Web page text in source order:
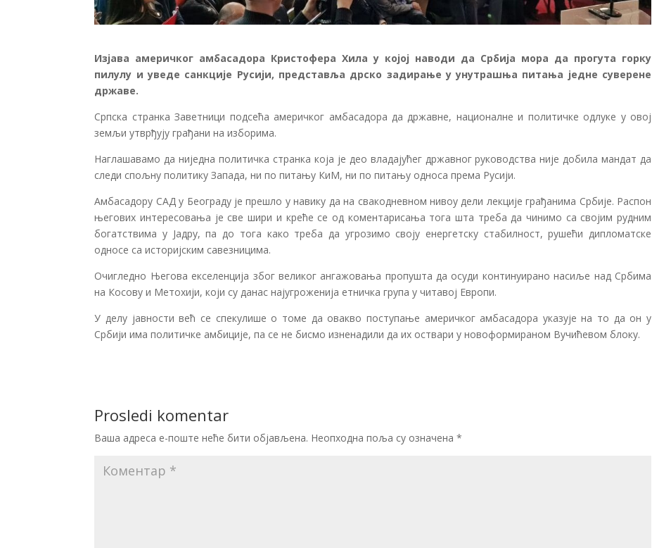
Изјава америчког амбасадора Кристофера Хила у којој наводи да Србија мора да прогута горку
пилулу и уведе санкције Русији, представља дрско задирање у унутрашња питања једне суверене
државе.
Српска странка Заветници подсећа америчког амбасадора да државне, националне и политичке одлуке у овој
земљи утврђују грађани на изборима.
Наглашавамо да ниједна политичка странка која је део владајућег државног руководства није добила мандат да
следи спољну политику Запада, ни по питању КиМ, ни по питању односа према Русији.
Амбасадору САД у Београду је прешло у навику да на свакодневном нивоу дели лекције грађанима Србије. Распон
његових интересовања је све шири и креће се од коментарисања тога шта треба да чинимо са својим рудним
богатствима у Јадру, па до тога како треба да угрозимо своју енергетску стабилност, рушећи дипломатске
односе са историјским савезницима.
Очигледно Његова екселенција због великог ангажовања пропушта да осуди континуирано насиље над Србима
на Косову и Метохији, који су данас најугроженија етничка група у читавој Европи.
У делу јавности већ се спекулише о томе да овакво поступање америчког амбасадора указује на то да он у
Србији има политичке амбиције, па се не бисмо изненадили да их оствари у новоформираном Вучићевом блоку.
Prosledi komentar
Ваша адреса е-поште неће бити објављена. Неопходна поља су означена*